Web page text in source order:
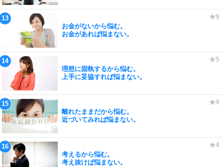
お金がないから悩む。
お金があれば悩まない。
理想に固執するから悩む。
上手に妥協すれば悩まない。
離れたままだから悩む。
近づいてみれば悩まない。
考えるから悩む。
考え抜けば悩まない。